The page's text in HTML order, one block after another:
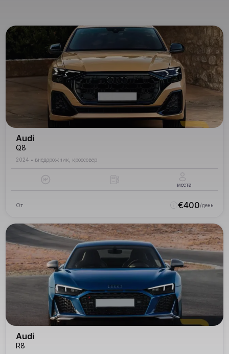
Audi
Q8
2024 • внедорожник, кроссовер
места
От €400/день
Audi
R8